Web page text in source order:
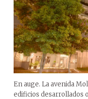
En auge. La avenida
edificios desarrollados